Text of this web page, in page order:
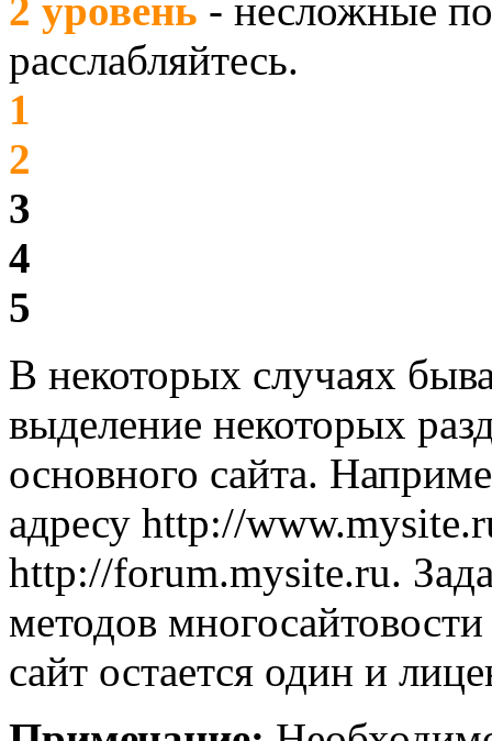
2 уровень - несложные
расслабляйтесь.
1
2
3
4
5
В некоторых случаях
выделение некоторых
основного сайта.
адресу http://
http://forum.mysite.ru.
методов
сайт остается один и